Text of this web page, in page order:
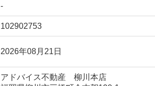
-
102902753
2026年08月21日
アドバイス不動産 柳川本店